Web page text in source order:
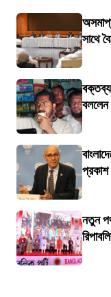
সাথে
বক্তব্য
বললেন
প্রকাশ
নতুন